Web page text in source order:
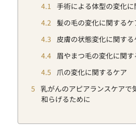
4.1
手術による体型の変化
4.2
髪の毛の変化に関するケ
4.3
皮膚の状態変化に関する
4.4 眉やまつ毛の変化に関す
4.5
爪の変化に関するケア
5 乳がんのアピアランスケアで
和らげるために